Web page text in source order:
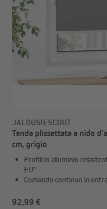
JALOUSIESCOUT
Tenda plissettata a nido
cm, grigio
Profili in alluminio
EU"
Comando continuo in
92,99 €